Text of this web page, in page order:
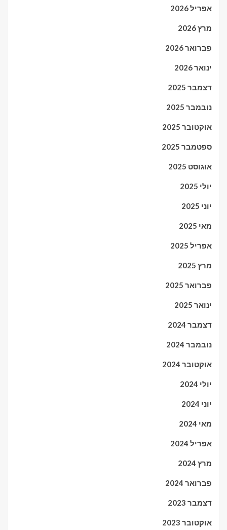
אפריל 2026
מרץ 2026
פברואר 2026
ינואר 2026
דצמבר 2025
נובמבר 2025
אוקטובר 2025
ספטמבר 2025
אוגוסט 2025
יולי 2025
יוני 2025
מאי 2025
אפריל 2025
מרץ 2025
פברואר 2025
ינואר 2025
דצמבר 2024
נובמבר 2024
אוקטובר 2024
יולי 2024
יוני 2024
מאי 2024
אפריל 2024
מרץ 2024
פברואר 2024
דצמבר 2023
אוקטובר 2023